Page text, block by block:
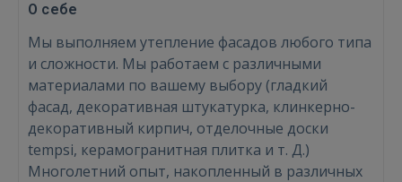
О себе
Мы выполняем утепление фасадов любого типа
и сложности. Мы работаем с различными
материалами по вашему выбору (гладкий
фасад, декоративная штукатурка, клинкерно-
декоративный кирпич, отделочные доски
tempsi, керамогранитная плитка и т. Д.)
Многолетний опыт, накопленный в различных